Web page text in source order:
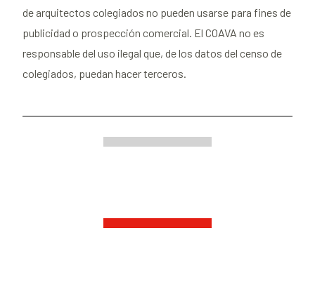
de arquitectos colegiados no pueden usarse para fines de
publicidad o prospección comercial. El COAVA no es
responsable del uso ilegal que, de los datos del censo de
colegiados, puedan hacer terceros.